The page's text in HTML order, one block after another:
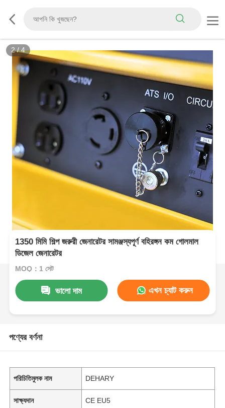
2/4
1350 মিমি শিল্প জরুরী জেনারেটর সামঞ্জস্যপূর্ণ বহিরঙ্গন কম গোলমাল
ডিজেল জেনারেটর
MOQ：1 সেট
ভালো দাম এখন চ্যাট করুন
পণ্যের বর্ণনা
পরিচিতিমুলক নাম DEHARY
সাক্ষ্যদান CE EU5